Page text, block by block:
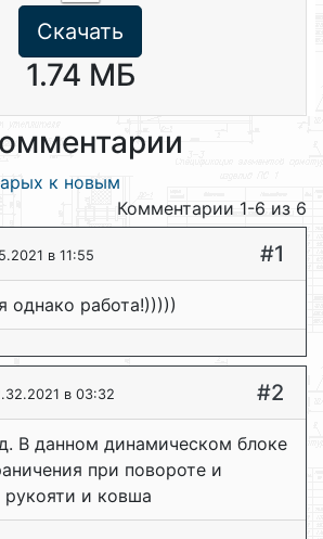
Скачать
1.74 МБ
к новым
Комментарии 1-6 из 6
в 11:55 #1
однако работа!)))))
в 03:32 #2
В данном динамическом блоке
при повороте и
рукояти и ковша